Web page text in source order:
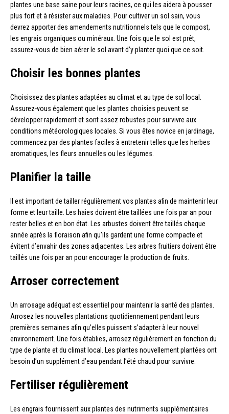
plantes une base saine pour leurs racines, ce qui les aidera à pousser
plus fort et à résister aux maladies. Pour cultiver un sol sain, vous
devrez apporter des amendements nutritionnels tels que le compost,
les engrais organiques ou minéraux. Une fois que le sol est prêt,
assurez-vous de bien aérer le sol avant d’y planter quoi que ce soit.
Choisir les bonnes plantes
Choisissez des plantes adaptées au climat et au type de sol local.
Assurez-vous également que les plantes choisies peuvent se
développer rapidement et sont assez robustes pour survivre aux
conditions météorologiques locales. Si vous êtes novice en jardinage,
commencez par des plantes faciles à entretenir telles que les herbes
aromatiques, les fleurs annuelles ou les légumes.
Planifier la taille
Il est important de tailler régulièrement vos plantes afin de maintenir leur
forme et leur taille. Les haies doivent être taillées une fois par an pour
rester belles et en bon état. Les arbustes doivent être taillés chaque
année après la floraison afin qu’ils gardent une forme compacte et
évitent d’envahir des zones adjacentes. Les arbres fruitiers doivent être
taillés une fois par an pour encourager la production de fruits.
Arroser correctement
Un arrosage adéquat est essentiel pour maintenir la santé des plantes.
Arrosez les nouvelles plantations quotidiennement pendant leurs
premières semaines afin qu’elles puissent s’adapter à leur nouvel
environnement. Une fois établies, arrosez régulièrement en fonction du
type de plante et du climat local. Les plantes nouvellement plantées ont
besoin d’un supplément d’eau pendant l’été chaud pour survivre.
Fertiliser régulièrement
Les engrais fournissent aux plantes des nutriments supplémentaires